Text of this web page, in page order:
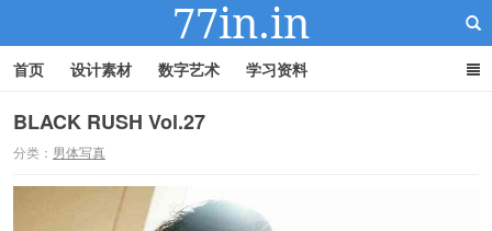
首页 设计素材 数字艺术 学习资料
BLACK RUSH Vol.27
分类： 男体写真